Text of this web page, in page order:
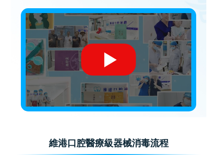
維港口腔醫療級器械消毒流程